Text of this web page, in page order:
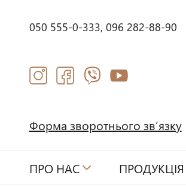
050 555-0-333, 096 282-88-90
Форма зворотнього зв’язку
ПРО НАС